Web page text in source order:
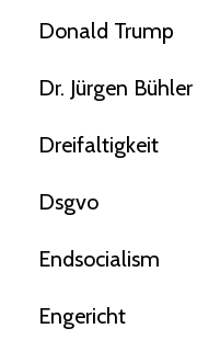
Donald Trump
Dr. Jürgen Bühler
Dreifaltigkeit
Dsgvo
Endsocialism
Engericht